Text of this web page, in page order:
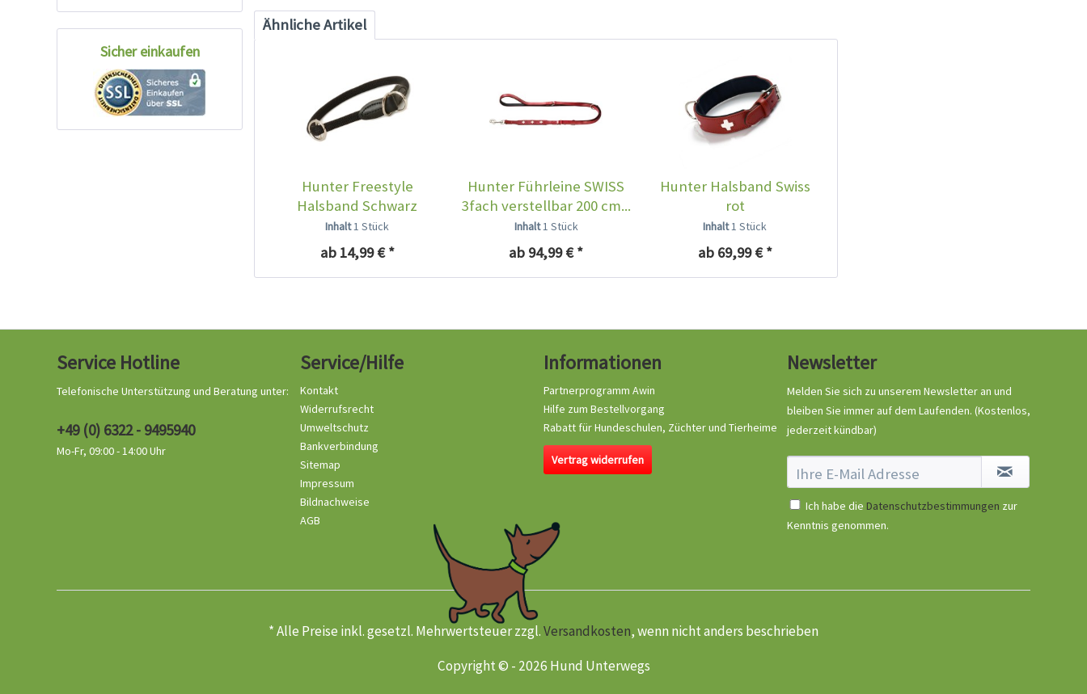
Sicher einkaufen
Ähnliche Artikel
Hunter Freestyle
Halsband Schwarz
Inhalt1 Stück
ab 14,99 € *
Hunter Führleine SWISS
3fach verstellbar 200 cm...
Inhalt1 Stück
ab 94,99 € *
Hunter Halsband Swiss
rot
Inhalt1 Stück
ab 69,99 € *
Service Hotline
Telefonische Unterstützung und Beratung unter:
+49 (0) 6322 - 9495940
Mo-Fr, 09:00 - 14:00 Uhr
Service/Hilfe
Kontakt
Widerrufsrecht
Umweltschutz
Bankverbindung
Sitemap
Impressum
Bildnachweise
AGB
Informationen
Partnerprogramm Awin
Hilfe zum Bestellvorgang
Rabatt für Hundeschulen, Züchter und Tierheime
Vertrag widerrufen
Newsletter
Melden Sie sich zu unserem Newsletter an und
bleiben Sie immer auf dem Laufenden. (Kostenlos,
jederzeit kündbar)
Ich habe die Datenschutzbestimmungen zur
Kenntnis genommen.
* Alle Preise inkl. gesetzl. Mehrwertsteuer zzgl.Versandkosten, wenn nicht anders beschrieben
Copyright © - 2026 Hund Unterwegs